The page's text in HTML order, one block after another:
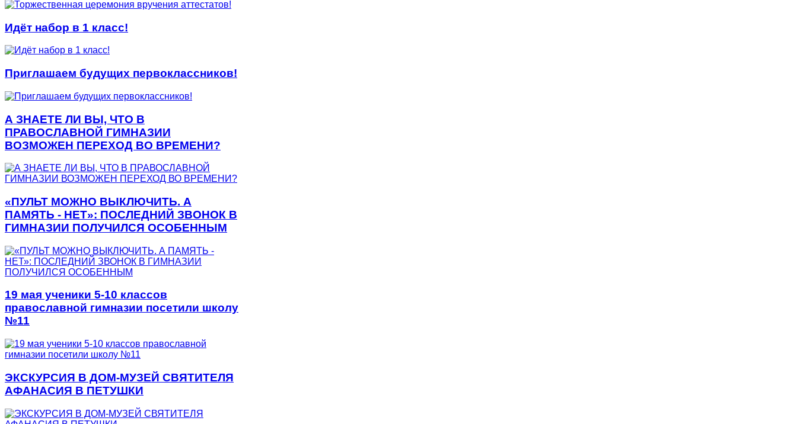
Идёт набор в 1 класс!
Приглашаем будущих первоклассников!
А ЗНАЕТЕ ЛИ ВЫ, ЧТО В
ПРАВОСЛАВНОЙ ГИМНАЗИИ
ВОЗМОЖЕН ПЕРЕХОД ВО ВРЕМЕНИ?
«ПУЛЬТ МОЖНО ВЫКЛЮЧИТЬ. А
ПАМЯТЬ - НЕТ»: ПОСЛЕДНИЙ ЗВОНОК В
ГИМНАЗИИ ПОЛУЧИЛСЯ ОСОБЕННЫМ
19 мая ученики 5-10 классов
православной гимназии посетили школу
№11
ЭКСКУРСИЯ В ДОМ-МУЗЕЙ СВЯТИТЕЛЯ
АФАНАСИЯ В ПЕТУШКИ